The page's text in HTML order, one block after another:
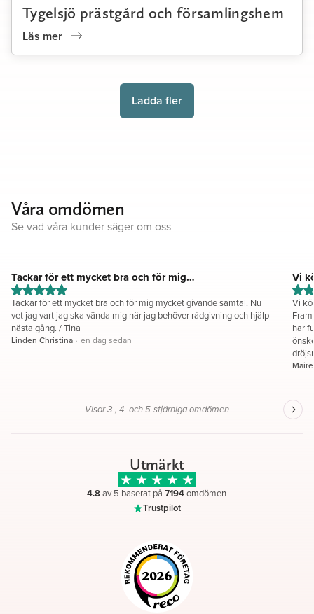
Tygelsjö prästgård och församlingshem
Läs mer
Ladda fler
Våra omdömen
Se vad våra kunder säger om oss
Tackar för ett mycket bra och för mig…
Tackar för ett mycket bra och för mig mycket givande samtal. Nu
vet jag vart jag ska vända mig när jag behöver rådgivning och hjälp
nästa gång. / Tina
Linden Christina · en dag sedan
Vi
Vi
har
Visar 3-, 4- och 5-stjärniga omdömen
Utmärkt
4.8av 5 baserat på7194omdömen
Trustpilot